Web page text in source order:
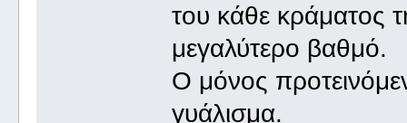
του κάθε κράματος
μεγαλύτερο βαθμό.
Ο μόνος
γυάλισμα.